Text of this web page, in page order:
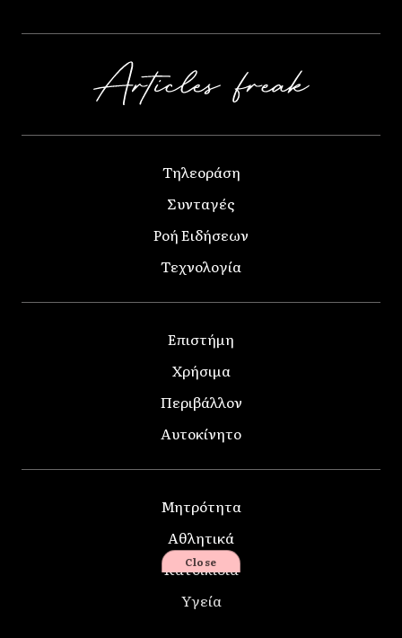
Τηλεοράση
Συνταγές
Ροή Ειδήσεων
Τεχνολογία
Επιστήμη
Χρήσιμα
Περιβάλλον
Αυτοκίνητο
Μητρότητα
Αθλητικά
Κατοικίδια
Υγεία
Close